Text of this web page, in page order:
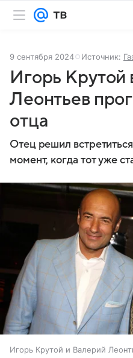
9 сентября 2024 Источник:
Игорь Крутой
Леонтьев
отца
Отец решил
момент, когда тот уже
Игорь Крутой и Валерий